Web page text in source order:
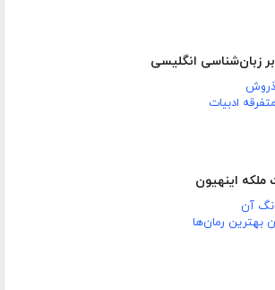
زبان‌شناسی انگلیسی
ادبیات
اینهیون
آن
بهترین رمان‌ها